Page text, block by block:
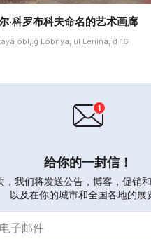
·科罗布科夫命名的艺术画廊
obl, g Lobnya, ul Lenina, d 16
给你的一封信！
，我们将发送公告，博客，促销和
以及在你的城市和全国各地的展